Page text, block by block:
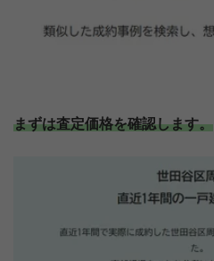
まずは査定価格を確認します。